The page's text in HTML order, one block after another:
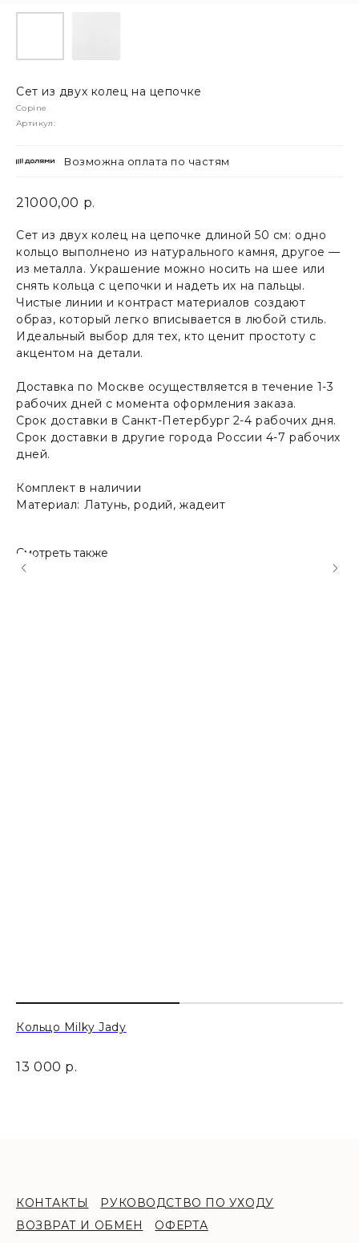
Сет из двух колец на цепочке
Copine
Артикул:
Возможна оплата по частям
21000,00 р.
Сет из двух колец на цепочке длиной 50 см: одно
кольцо выполнено из натурального камня, другое —
из металла. Украшение можно носить на шее или
снять кольца с цепочки и надеть их на пальцы.
Чистые линии и контраст материалов создают
образ, который легко вписывается в любой стиль.
Идеальный выбор для тех, кто ценит простоту с
акцентом на детали.
Доставка по Москве осуществляется в течение 1-3
рабочих дней с момента оформления заказа.
Срок доставки в Санкт-Петербург 2-4 рабочих дня.
Срок доставки в другие города России 4-7 рабочих
дней.
Комплект в наличии
Материал: Латунь, родий, жадеит
Смотреть также
Кольцо Milky Jadу
13 000 р.
КОНТАКТЫ
РУКОВОДСТВО ПО УХОДУ
ВОЗВРАТ И ОБМЕН
ОФЕРТА